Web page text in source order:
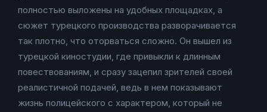
полностью выложены на удобных площадках, а
сюжет турецкого производства разворачивается
так плотно, что оторваться сложно. Он вышел из
турецкой киностудии, где привыкли к длинным
повествованиям, и сразу зацепил зрителей своей
реалистичной подачей, ведь в нем показывают
жизнь полицейского с характером, который не